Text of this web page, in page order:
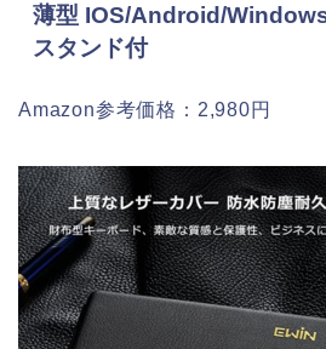
薄型 IOS/Android/
スタンド付
Amazon参考価格：2,980円